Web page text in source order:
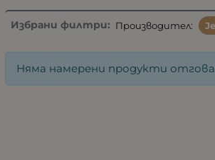
Избрани филтри: Производител:
Няма намерени продукти